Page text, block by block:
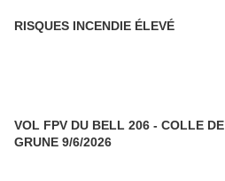
RISQUES INCENDIE ÉLEVÉ
VOL FPV DU BELL 206 - COLLE DE
GRUNE 9/6/2026